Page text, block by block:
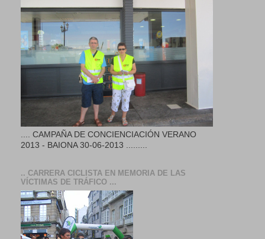
.... CAMPAÑA DE CONCIENCIACIÓN VERANO
2013 - BAIONA 30-06-2013 .........
.. CARRERA CICLISTA EN MEMORIA DE LAS
VÍCTIMAS DE TRÁFICO ...